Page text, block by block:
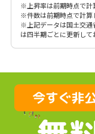
※上昇率は前期時点で計
※件数は前期時点で計算
※上記データは国土交通
は四半期ごとに更新して